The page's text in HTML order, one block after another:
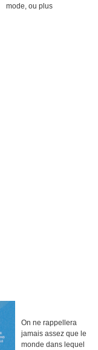
mode, ou plus
On ne rappellera
jamais assez que le
monde dans lequel